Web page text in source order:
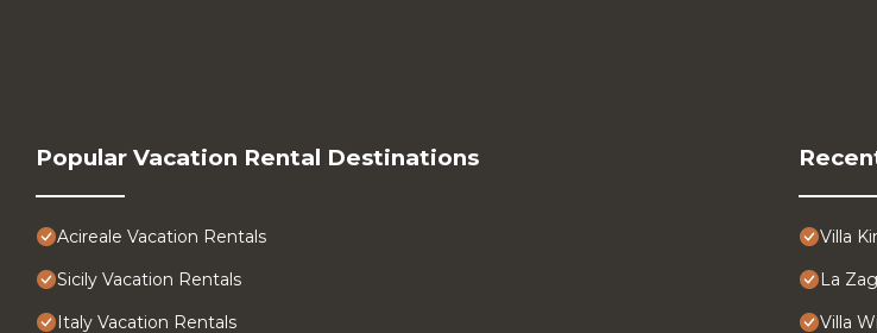
Popular Vacation Rental Destinations
Acireale Vacation Rentals
Sicily Vacation Rentals
Italy Vacation Rentals
Villa
La
Villa